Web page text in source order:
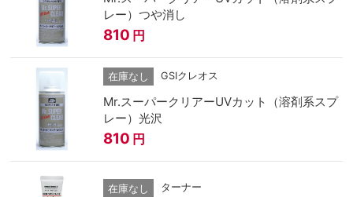
レー）つや消し
810 円
在庫なし GSIクレオス
Mr.スーパークリアーUVカット（溶剤系スプ
レー）光沢
810 円
在庫なし ターナー